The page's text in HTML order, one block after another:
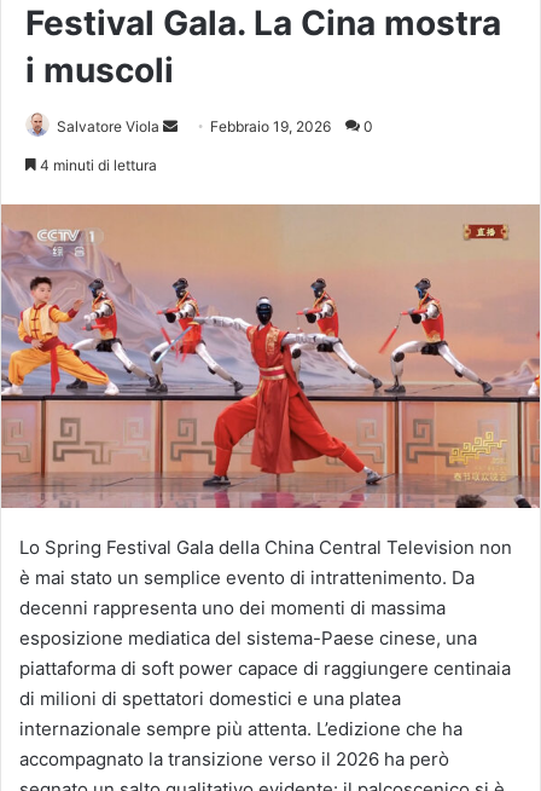
Festival Gala. La Cina mostra
i muscoli
Salvatore Viola
Invia Febbraio 19, 2026 0
4 minuti di lettura
Lo Spring Festival Gala della China Central Television non
è mai stato un semplice evento di intrattenimento. Da
decenni rappresenta uno dei momenti di massima
esposizione mediatica del sistema-Paese cinese, una
piattaforma di soft power capace di raggiungere centinaia
di milioni di spettatori domestici e una platea
internazionale sempre più attenta. L’edizione che ha
accompagnato la transizione verso il 2026 ha però